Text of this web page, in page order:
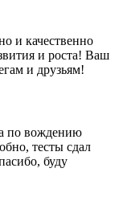
и качественно
и роста! Ваш
и друзьям!
по вождению
тесты сдал
буду